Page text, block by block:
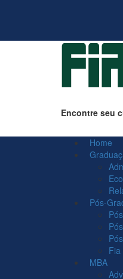
Encontre seu
Home
Pós-
Fia
MBA